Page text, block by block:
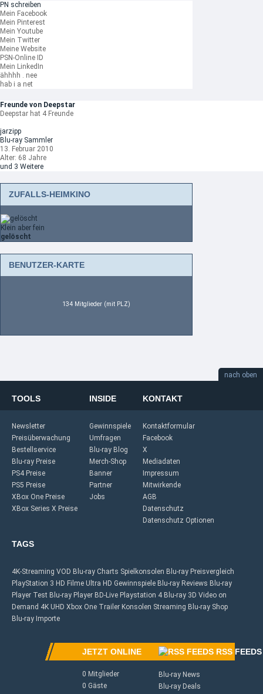
PN schreiben
Mein Facebook
Mein Pinterest
Mein Youtube
Mein Twitter
Meine Website
PSN-Online ID
Mein LinkedIn
ähhhh . nee
hab i a net
Freunde von Deepstar
Deepstar hat 4 Freunde
jarzipp
Blu-ray Sammler
13. Februar 2010
Alter: 68 Jahre
und 3 Weitere
ZUFALLS-HEIMKINO
Klein aber fein
gelöscht
BENUTZER-KARTE
134 Mitglieder (mit PLZ)
nach oben
TOOLS
Newsletter
Preisüberwachung
Bestellservice
Blu-ray Preise
PS4 Preise
PS5 Preise
XBox One Preise
XBox Series X Preise
INSIDE
Gewinnspiele
Umfragen
Blu-ray Blog
Merch-Shop
Banner
Partner
Jobs
KONTAKT
Kontaktformular
Facebook
X
Mediadaten
Impressum
Mitwirkende
AGB
Datenschutz
Datenschutz Optionen
TAGS
4K-Streaming VOD Blu-ray Charts Spielkonsolen Blu-ray Preisvergleich
PlayStation 3 HD Filme Ultra HD Gewinnspiele Blu-ray Reviews Blu-ray
Player Test Blu-ray Player BD-Live Playstation 4 Blu-ray 3D Video on
Demand 4K UHD Xbox One Trailer Konsolen Streaming Blu-ray Shop
Blu-ray Importe
JETZT ONLINE
0 Mitglieder
0 Gäste
RSS FEEDS
Blu-ray News
Blu-ray Deals